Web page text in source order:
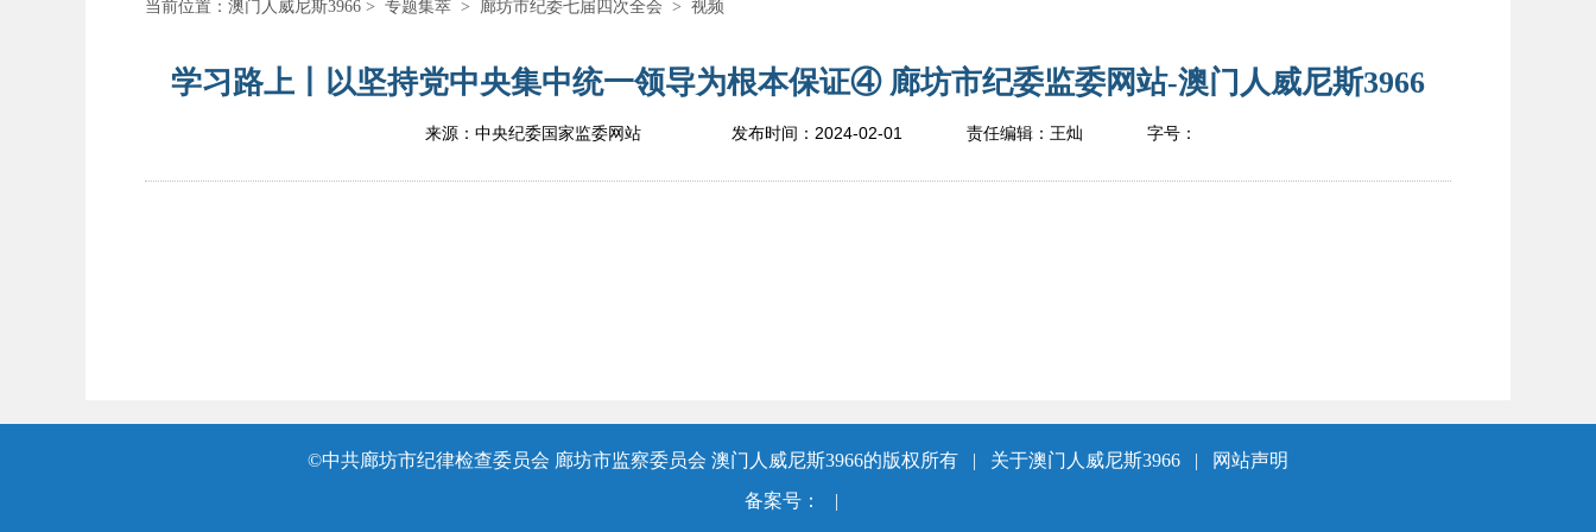
当前位置： 澳门人威尼斯3966 > 专题集萃 > 廊坊市纪委七届四次全会 > 视频
学习路上丨以坚持党中央集中统一领导为根本保证④ 廊坊市纪委监委网站-澳门人威尼斯3966
来源：中央纪委国家监委网站 发布时间： 2024-02-01 责任编辑： 王灿 字号：
©中共廊坊市纪律检查委员会 廊坊市监察委员会 澳门人威尼斯3966的版权所有 | 关于澳门人威尼斯3966 |
网站声明
备案号：
|